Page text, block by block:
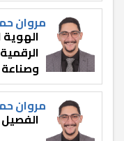
مروان
مروان